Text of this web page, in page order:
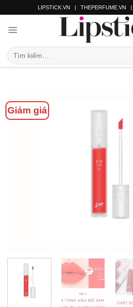
LIPSTICK.VN | THEPERFUME.VN |
Giảm giá